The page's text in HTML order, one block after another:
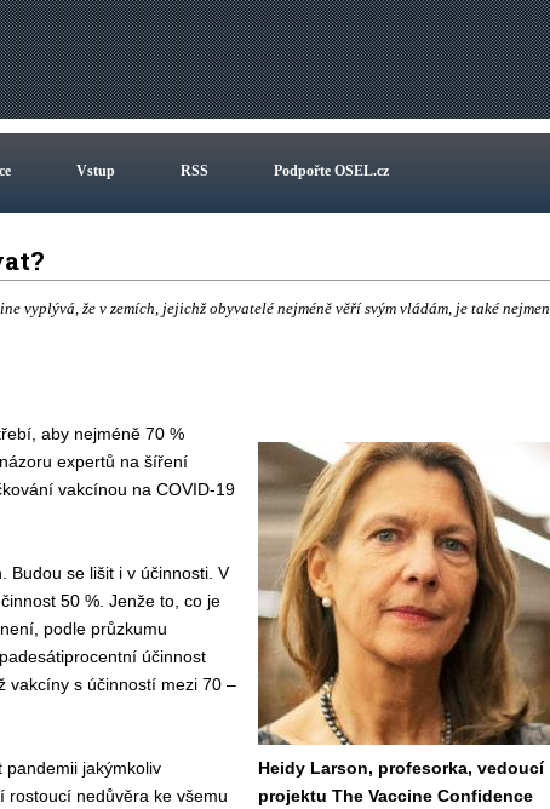
Vstup RSS Podpořte OSEL.cz
vyplývá, že v zemích, jejichž obyvatelé nejméně věří svým vládám, je také
Heidy Larson, profesorka, vedoucí
projektu The Vaccine Confidence
aby nejméně 70 %
expertů na šíření
vakcínou na COVID-19
Budou se lišit i v účinnosti. V
50 %. Jenže to, co je
podle průzkumu
účinnost
vakcíny s účinností mezi 70 –
pandemii jakýmkoliv
rostoucí nedůvěra ke všemu